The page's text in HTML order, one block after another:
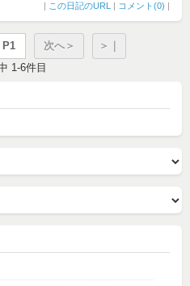
| この日記のURL | コメント(0) |
P1 次へ＞
＞｜
1-6件目